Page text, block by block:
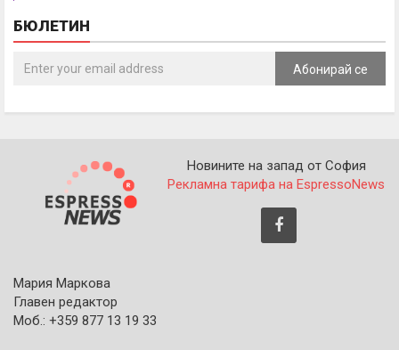
БЮЛЕТИН
Абонирай се
Новините на запад от София
Рекламна тарифа на EspressoNews
Мария Маркова
Главен редактор
Моб.: +359 877 13 19 33